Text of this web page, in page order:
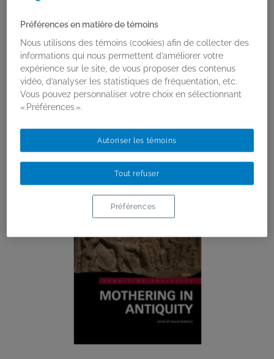
PUBLICATIONS
ET ACTIVITÉS
Préférences en matière de témoins
Nous utilisons des témoins (cookies) afin de collecter des
informations qui nous permettent d’améliorer votre
expérience sur le site, de vous proposer des contenus
vidéo, d’analyser les statistiques de fréquentation, etc.
Vous pouvez personnaliser votre choix en sélectionnant
« Préférences ».
Tout refuser
Autoriser les témoins
Préférences